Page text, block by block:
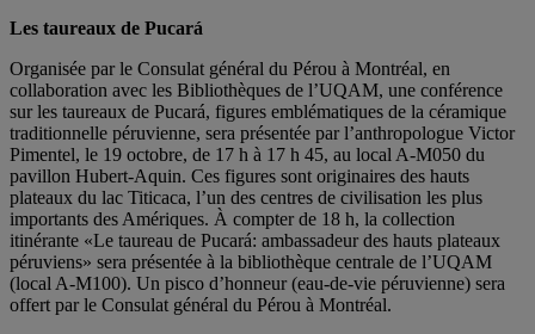
Les taureaux de Pucará
Organisée par le Consulat général du Pérou à Montréal, en
collaboration avec les Bibliothèques de l’UQAM, une conférence
sur les taureaux de Pucará, figures emblématiques de la céramique
traditionnelle péruvienne, sera présentée par l’anthropologue Victor
Pimentel, le 19 octobre, de 17 h à 17 h 45, au local A-M050 du
pavillon Hubert-Aquin. Ces figures sont originaires des hauts
plateaux du lac Titicaca, l’un des centres de civilisation les plus
importants des Amériques. À compter de 18 h, la collection
itinérante «Le taureau de Pucará: ambassadeur des hauts plateaux
péruviens» sera présentée à la bibliothèque centrale de l’UQAM
(local A-M100). Un pisco d’honneur (eau-de-vie péruvienne) sera
offert par le Consulat général du Pérou à Montréal.